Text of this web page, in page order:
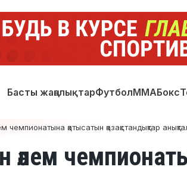
Басты жаңалықтарФутболММАБокс
қатысатын қазақстандықтар
әлем